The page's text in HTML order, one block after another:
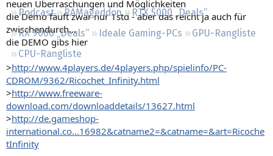
Podcast RAMageddon
RTX 5000 „Deals“
RX 9000 „Deals“
Ideale Gaming-PCs
GPU-Rangliste
CPU-Rangliste
neuen Überraschungen und Möglichkeiten
die Demo fäuft zwar nur 1std - aber das reicht ja auch für
zwischendurch...
die DEMO gibs hier
>http://www.4players.de/4players.php/spielinfo/PC-
CDROM/9362/Ricochet_Infinity.html
>http://www.freeware-
download.com/downloaddetails/13627.html
>http://de.gameshop-
international.co...16982&catname2=&catname=&art=Ricoche
tInfinity